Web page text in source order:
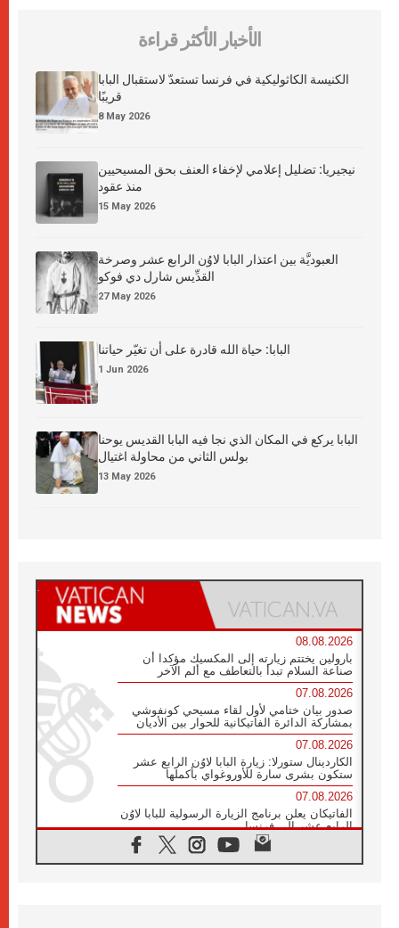
الأخبار الأكثر قراءة
الكنيسة الكاثوليكية في فرنسا تستعدّ لاستقبال البابا
قريبًا
8 May 2026
نيجيريا: تضليل إعلامي لإخفاء العنف بحق المسيحيين
منذ عقود
15 May 2026
العبوديَّة بين اعتذار البابا لاوُن الرابع عشر وصرخة
القدِّيس شارل دي فوكو
27 May 2026
البابا: حياة الله قادرة على أن تغيّر حياتنا
1 Jun 2026
البابا يركع في المكان الذي نجا فيه البابا القديس يوحنا
بولس الثاني من محاولة اغتيال
13 May 2026
08.08.2026
بارولين يختتم زيارته إلى المكسيك مؤكدا أن
صناعة السلام تبدأ بالتعاطف مع ألم الآخر
07.08.2026
صدور بيان ختامي لأول لقاء مسيحي كونفوشي
بمشاركة الدائرة الفاتيكانية للحوار بين الأديان
07.08.2026
الكاردينال ستورلا: زيارة البابا لاوُن الرابع عشر
ستكون بشرى سارة للأوروغواي بأكملها
07.08.2026
الفاتيكان يعلن برنامج الزيارة الرسولية للبابا لاوُن
الرابع عشر إلى فرنسا
في الذكرى الـ ٨١ لحادثة هيروشيما الكنيسة في